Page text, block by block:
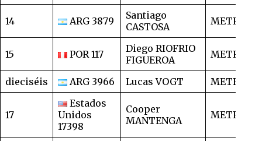
14 ARG 3879
Santiago
CASTOSA
METRO
15 POR 117
Diego RIOFRIO
FIGUEROA
METRO
dieciséis ARG 3966 Lucas VOGT METRO
17
Estados
Unidos
17398
Cooper
MANTENGA
METRO